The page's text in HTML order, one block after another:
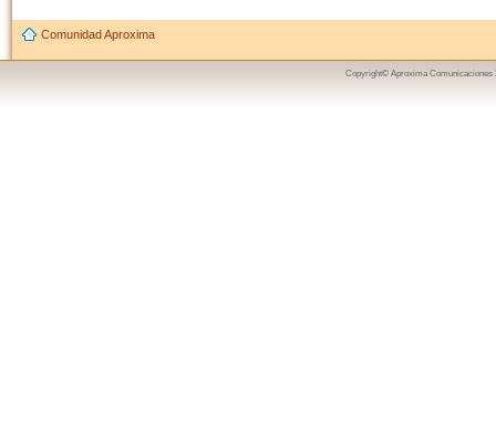
Comunidad Aproxima
Copyright© Aproxima Comunicaciones